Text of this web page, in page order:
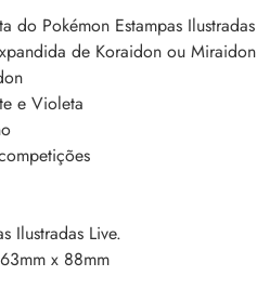
Pokémon Estampas Ilustradas
de Koraidon ou Miraidon
e Violeta
Ilustradas Live.
x 88mm